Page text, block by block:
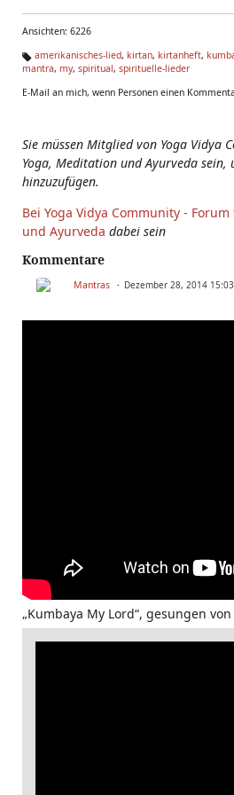
Ansichten: 6226
Ta
s:
amerikanisches-lied, kirtan, kirtanheft,
mantra, my, spiritual, spirituelle-lieder
E-Mail an mich, wenn Personen einen
Sie müssen Mitglied von Yoga Vidya
Yoga, Meditation und Ayurveda sein,
hinzuzufügen.
Bei Yoga Vidya Community -
und Ayurveda dabei sein
Kommentare
Mantras Dezember 28, 2014 15:03
„Kumbaya My Lord“, gesungen